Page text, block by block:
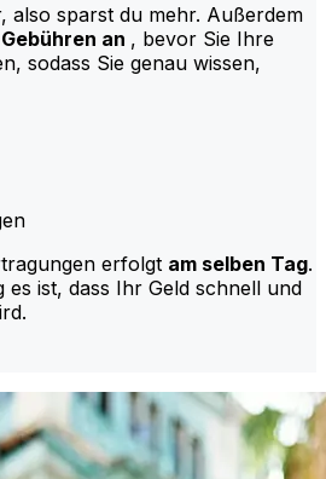
also sparst du mehr. Außerdem
an , bevor Sie Ihre
sodass Sie genau wissen,
erfolgt am selben Tag.
es ist, dass Ihr Geld schnell und